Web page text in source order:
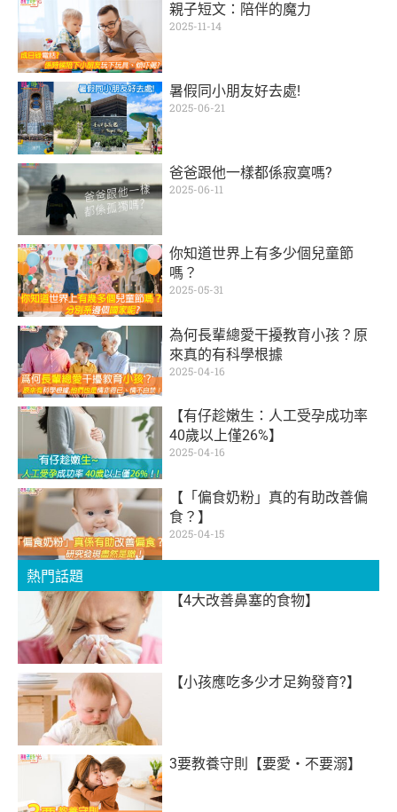
親子短文：陪伴的魔力
2025-11-14
暑假同小朋友好去處!
2025-06-21
爸爸跟他一樣都係寂寞嗎?
2025-06-11
你知道世界上有多少個兒童節
嗎？
2025-05-31
為何長輩總愛干擾教育小孩？原
來真的有科學根據
2025-04-16
【有仔趁嫩生：人工受孕成功率
40歲以上僅26%】
2025-04-16
【「偏食奶粉」真的有助改善偏
食？】
2025-04-15
熱門話題
【4大改善鼻塞的食物】
【小孩應吃多少才足夠發育?】
3要教養守則【要愛‧不要溺】